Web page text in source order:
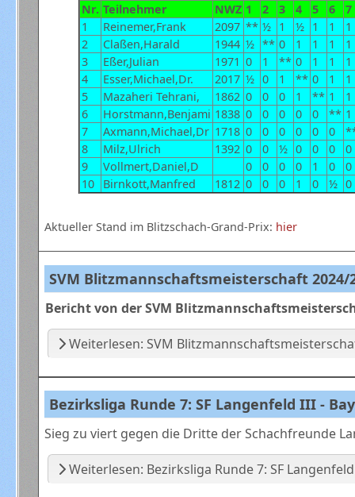
Nr. Teilnehmer NWZ 1 2 3 4 5 6
7
1
Reinemer,Frank 2097 ** ½ 1 ½ 1 1
1
2
Claßen,Harald 1944 ½ ** 0 1 1 1
1
3
Eßer,Julian 1971 0 1 ** 0 1 1
1
4
Esser,Michael,Dr. 2017 ½ 0 1 ** 0 1
1
5
Mazaheri Tehrani, 1862 0 0 0 1 ** 1
1
6
Horstmann,Benjami 1838 0 0 0 0 0 ** 1
7
Axmann,Michael,Dr 1718 0 0 0 0 0 0
8
Milz,Ulrich 1392 0 0 ½ 0 0 0
0
9
Vollmert,Daniel,D 0 0 0 0 1 0
0
10
Birnkott,Manfred 1812 0 0 0 1 0 ½ 0
Aktueller Stand im Blitzschach-Grand-Prix: hier
SVM Blitzmannschaftsmeisterschaft 2024/
Bericht von der SVM
Weiterlesen: SVM
Bezirksliga Runde 7: SF Langenfeld III -
Sieg zu viert gegen die Dritte der Schachfreunde
Weiterlesen: Bezirksliga Runde 7: SF